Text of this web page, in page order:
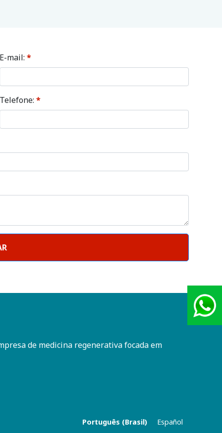
E-mail: *
Telefone: *
de medicina regenerativa focada em
Português (Brasil) Español
+55